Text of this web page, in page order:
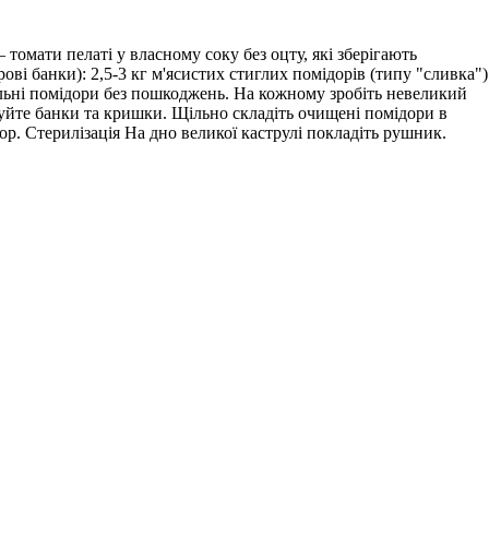
пелаті у власному соку без оцту, які зберігають
банки): 2,5-3 кг м'ясистих стиглих помідорів (типу "сливка")
помідори без пошкоджень. На кожному зробіть невеликий
банки та кришки. Щільно складіть очищені помідори в
На дно великої каструлі покладіть рушник.